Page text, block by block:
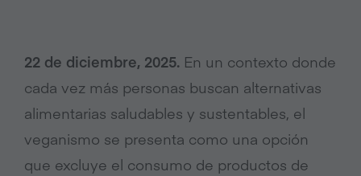
22 de diciembre, 2025. En un contexto donde
cada vez más personas buscan alternativas
alimentarias saludables y sustentables, el
veganismo se presenta como una opción
que excluye el consumo de productos de